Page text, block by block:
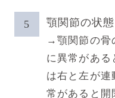
顎関節の状態
→顎関節の骨
に異常がある
は右と左が
常があると開